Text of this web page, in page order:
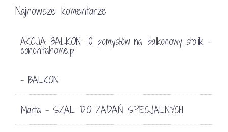
Najnowsze komentarze
AKCJA BALKON: 10 pomysłów na balkonowy stolik -
conchitahome.pl
- BALKON
Marta - SZAL DO ZADAŃ SPECJALNYCH